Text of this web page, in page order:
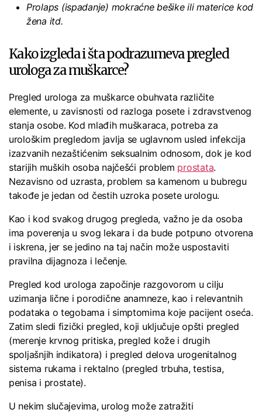
Prolaps (ispadanje) mokraćne bešike ili materice kod
žena itd.
Kako izgleda i šta podrazumeva pregled
urologa za muškarce?
Pregled urologa za muškarce obuhvata različite
elemente, u zavisnosti od razloga posete i zdravstvenog
stanja osobe. Kod mlađih muškaraca, potreba za
urološkim pregledom javlja se uglavnom usled infekcija
izazvanih nezaštićenim seksualnim odnosom, dok je kod
starijih muških osoba najčešći problem prostata.
Nezavisno od uzrasta, problem sa kamenom u bubregu
takođe je jedan od čestih uzroka posete urologu.
Kao i kod svakog drugog pregleda, važno je da osoba
ima poverenja u svog lekara i da bude potpuno otvorena
i iskrena, jer se jedino na taj način može uspostaviti
pravilna dijagnoza i lečenje.
Pregled kod urologa započinje razgovorom u cilju
uzimanja lične i porodične anamneze, kao i relevantnih
podataka o tegobama i simptomima koje pacijent oseća.
Zatim sledi fizički pregled, koji uključuje opšti pregled
(merenje krvnog pritiska, pregled kože i drugih
spoljašnjih indikatora) i pregled delova urogenitalnog
sistema rukama i rektalno (pregled trbuha, testisa,
penisa i prostate).
U nekim slučajevima, urolog može zatražiti